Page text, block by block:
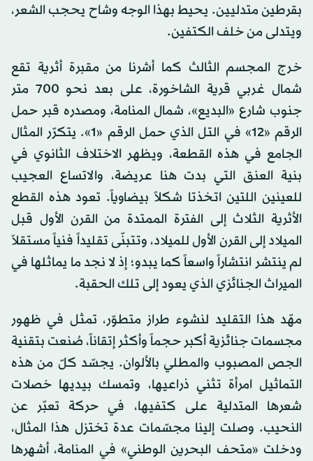
بقرطين متدليين. يحيط بهذا الوجه وشاح يحجب الشعر،
ويتدلى من خلف الكتفين.
خرج المجسم الثالث كما أشرنا من مقبرة أثرية تقع
شمال غربي قرية الشاخورة، على بعد نحو 700 متر
جنوب شارع «البديع»، شمال المنامة، ومصدره قبر حمل
الرقم «12» في التل الذي حمل الرقم «1». يتكرّر المثال
الجامع في هذه القطعة، ويظهر الاختلاف الثانوي في
بنية العنق التي بدت هنا عريضة، والاتساع العجيب
للعينين اللتين اتخذتا شكلاً بيضاوياً. تعود هذه القطع
الأثرية الثلاث إلى الفترة الممتدة من القرن الأول قبل
الميلاد إلى القرن الأول للميلاد، وتتبنّى تقليداً فنياً مستقلاً
لم ينتشر انتشاراً واسعاً كما يبدو؛ إذ لا نجد ما يماثلها في
الميراث الجنائزي الذي يعود إلى تلك الحقبة.
مهّد هذا التقليد لنشوء طراز متطوّر، تمثل في ظهور
مجسمات جنائزية أكبر حجماً وأكثر إتقاناً، صُنعت بتقنية
الجص المصبوب والمطلي بالألوان. يجسّد كلّ من هذه
التماثيل امرأة تثني ذراعيها، وتمسك بيديها خصلات
شعرها المتدلية على كتفيها، في حركة تعبّر عن
النحيب. وصلت إلينا مجسّمات عدة تختزل هذا المثال،
ودخلت «متحف البحرين الوطني» في المنامة، أشهرها